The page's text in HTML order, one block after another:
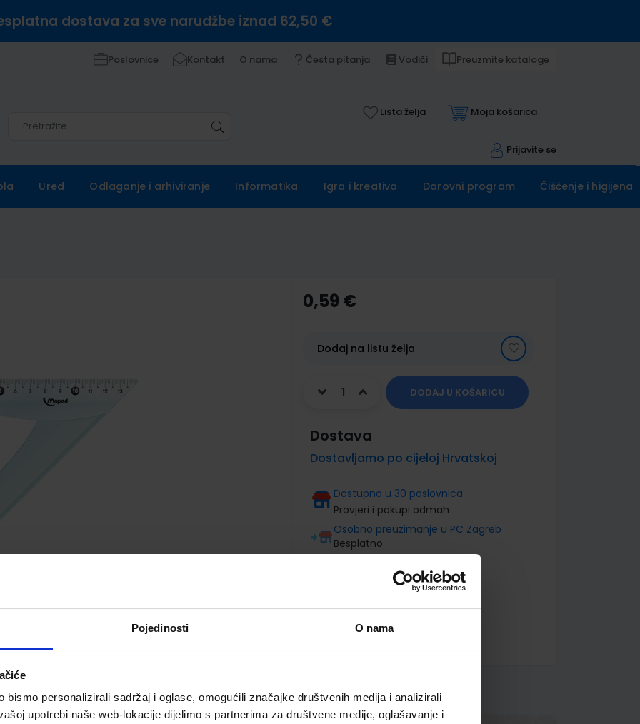
Pojedinosti O nama
bismo personalizirali sadržaj i oglase, omogućili značajke društvenih medija i analizirali
upotrebi naše web-lokacije dijelimo s partnerima za društvene medije, oglašavanje i
dostava za sve narudžbe iznad 62,50 €
Poslovnice Kontakt O nama Česta pitanja Vodiči Preuzmite kataloge
Lista želja Moja košarica
Prijavite se
Ured Odlaganje i arhiviranje Informatika Igra i kreativa Darovni program Čišćenje i higijena
0,59 €
Dodaj na listu želja
DODAJ U KOŠARICU
Dostava
Dostavljamo po cijeloj Hrvatskoj
Dostupno u 30 poslovnica
Provjeri i pokupi odmah
Osobno preuzimanje u PC Zagreb
Besplatno